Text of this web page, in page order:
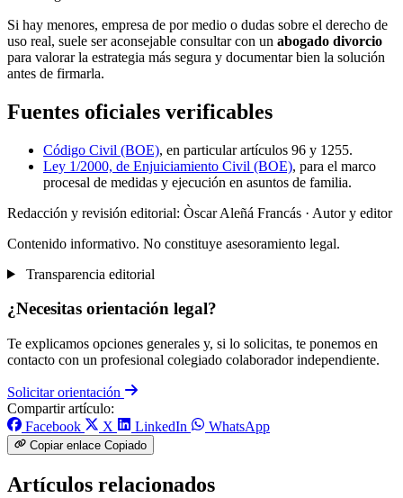
Si hay menores, empresa de por medio o dudas sobre el derecho de
uso real, suele ser aconsejable consultar con un abogado divorcio
para valorar la estrategia más segura y documentar bien la solución
antes de firmarla.
Fuentes oficiales verificables
Código Civil (BOE), en particular artículos 96 y 1255.
Ley 1/2000, de Enjuiciamiento Civil (BOE), para el marco
procesal de medidas y ejecución en asuntos de familia.
Redacción y revisión editorial: Òscar Aleñá Francás · Autor y editor
Contenido informativo. No constituye asesoramiento legal.
Transparencia editorial
¿Necesitas orientación legal?
Te explicamos opciones generales y, si lo solicitas, te ponemos en
contacto con un profesional colegiado colaborador independiente.
Solicitar orientación
Compartir artículo:
Facebook
X LinkedIn WhatsApp
Copiar enlace Copiado
Artículos relacionados